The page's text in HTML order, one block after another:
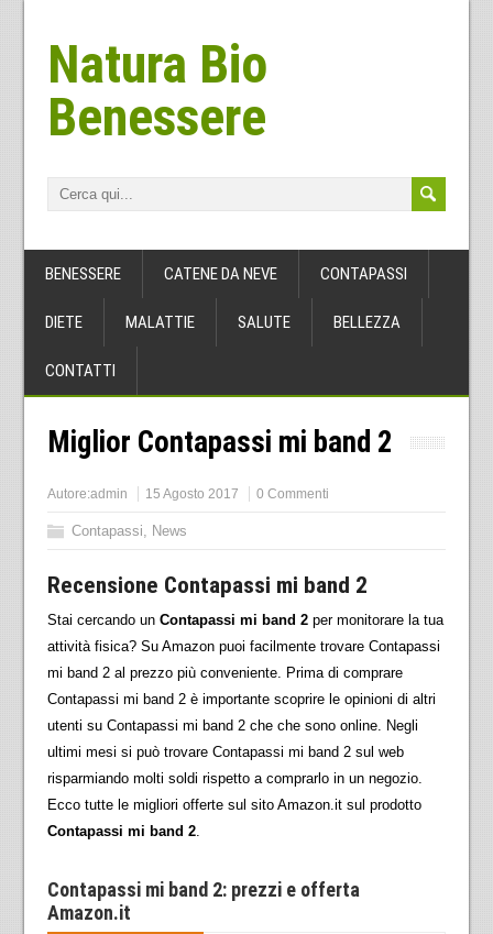
Natura Bio
Benessere
BENESSERE CATENE DA NEVE CONTAPASSI
DIETE MALATTIE SALUTE BELLEZZA
CONTATTI
Miglior Contapassi mi band 2
Autore:admin 15 Agosto 2017 0 Commenti
Contapassi, News
Recensione Contapassi mi band 2
Stai cercando un Contapassi mi band 2per monitorare la tua
attività fisica? Su Amazon puoi facilmente trovare Contapassi
mi band 2 al prezzo più conveniente. Prima di comprare
Contapassi mi band 2 è importante scoprire le opinioni di altri
utenti su Contapassi mi band 2 che che sono online. Negli
ultimi mesi si può trovare Contapassi mi band 2 sul web
risparmiando molti soldi rispetto a comprarlo in un negozio.
Ecco tutte le migliori offerte sul sito Amazon.it sul prodotto
Contapassi mi band 2.
Contapassi mi band 2: prezzi e offerta
Amazon.it